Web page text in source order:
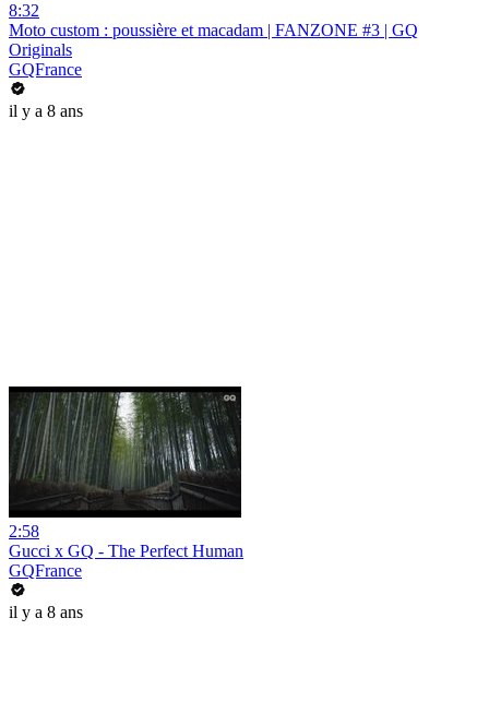
8:32
Moto custom : poussière et macadam | FANZONE #3 | GQ
Originals
GQFrance
il y a 8 ans
2:58
Gucci x GQ - The Perfect Human
GQFrance
il y a 8 ans